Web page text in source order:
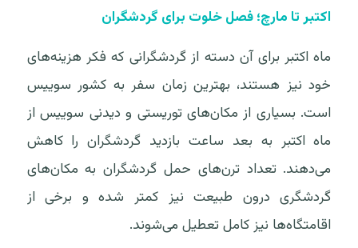
اکتبر تا مارچ؛ فصل خلوت برای گردشگران
ماه اکتبر برای آن دسته از گردشگرانی که فکر هزینه‌های
خود نیز هستند، بهترین زمان سفر به کشور سوییس
است. بسیاری از مکان‌های توریستی و دیدنی سوییس از
ماه اکتبر به بعد ساعت بازدید گردشگران را کاهش
می‌دهند. تعداد ترن‌های حمل گردشگران به مکان‌های
گردشگری درون طبیعت نیز کمتر شده و برخی از
اقامتگاه‌ها نیز کامل تعطیل می‌شوند.